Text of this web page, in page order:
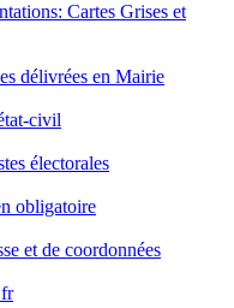
Cartes Grises et
délivrées en Mairie
civil
électorales
obligatoire
et de coordonnées